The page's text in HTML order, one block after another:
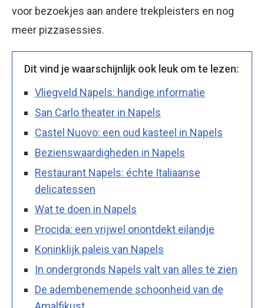
voor bezoekjes aan andere trekpleisters en nog
meer pizzasessies.
Dit vind je waarschijnlijk ook leuk om te lezen:
Vliegveld Napels: handige informatie
San Carlo theater in Napels
Castel Nuovo: een oud kasteel in Napels
Bezienswaardigheden in Napels
Restaurant Napels: échte Italiaanse
delicatessen
Wat te doen in Napels
Procida: een vrijwel onontdekt eilandje
Koninklijk paleis van Napels
In ondergronds Napels valt van alles te zien
De adembenemende schoonheid van de